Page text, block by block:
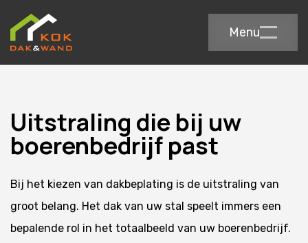
Menu
Uitstraling die bij uw
boerenbedrijf past
Bij het kiezen van dakbeplating is de uitstraling van
groot belang. Het dak van uw stal speelt immers een
bepalende rol in het totaalbeeld van uw boerenbedrijf.